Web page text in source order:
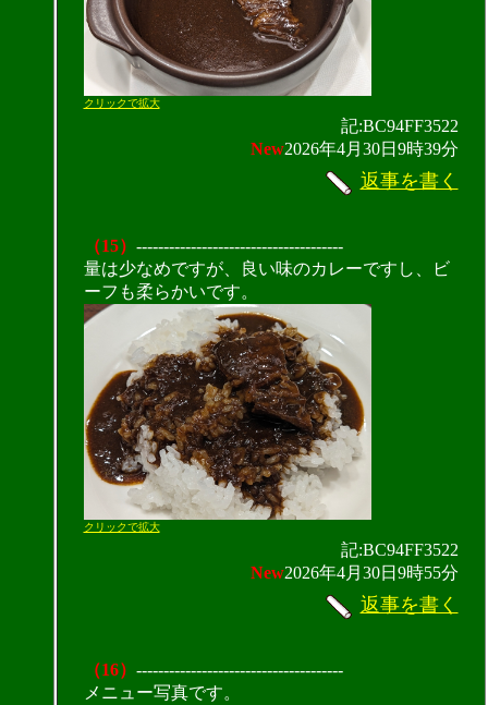
クリックで拡大
記:BC94FF3522
New2026年4月30日9時39分
返事を書く
（15） --------------------------------------
量は少なめですが、良い味のカレーですし、ビ
ーフも柔らかいです。
クリックで拡大
記:BC94FF3522
New2026年4月30日9時55分
返事を書く
（16） --------------------------------------
メニュー写真です。